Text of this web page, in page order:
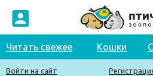
Читать свежее Кошки
Войти на сайт